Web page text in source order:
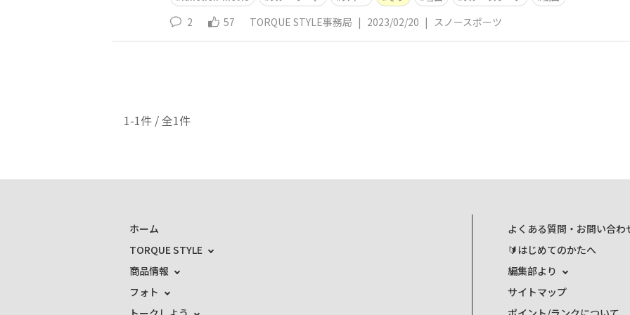
2 57 TORQUE STYLE事務局 | 2023/02/20 | スノースポーツ
1-1件 / 全1件
ホーム
TORQUE STYLE
商品情報
フォト
よくある質問・お問い合わ
🔰はじめてのかたへ
編集部より
サイトマップ